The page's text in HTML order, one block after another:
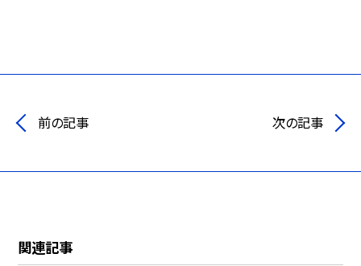
前の記事 次の記事
関連記事